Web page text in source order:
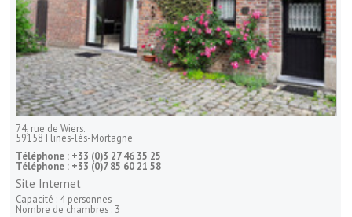
74, rue de Wiers.
59158 Flines-lès-Mortagne
Téléphone : +33 (0)3 27 46 35 25
Téléphone : +33 (0)7 85 60 21 58
Site Internet
Capacité : 4 personnes
Nombre de chambres : 3